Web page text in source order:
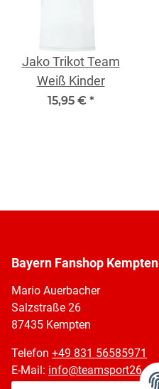
Jako Trikot Team
Weiß Kinder
15,95 € *
Bayern Fanshop Kempten
Mario Auerbacher
Salzstraße 26
87435 Kempten
Telefon +49 831 56585971
E-Mail: info@teamsport26.de